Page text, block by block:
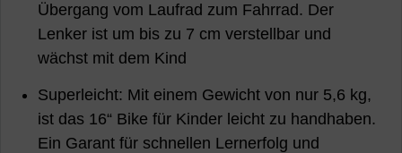
Übergang vom Laufrad zum Fahrrad. Der
Lenker ist um bis zu 7 cm verstellbar und
wächst mit dem Kind
Superleicht: Mit einem Gewicht von nur 5,6 kg,
ist das 16“ Bike für Kinder leicht zu handhaben.
Ein Garant für schnellen Lernerfolg und